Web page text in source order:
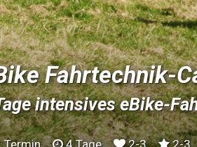
Fahrtechnik-
intensives eBike-